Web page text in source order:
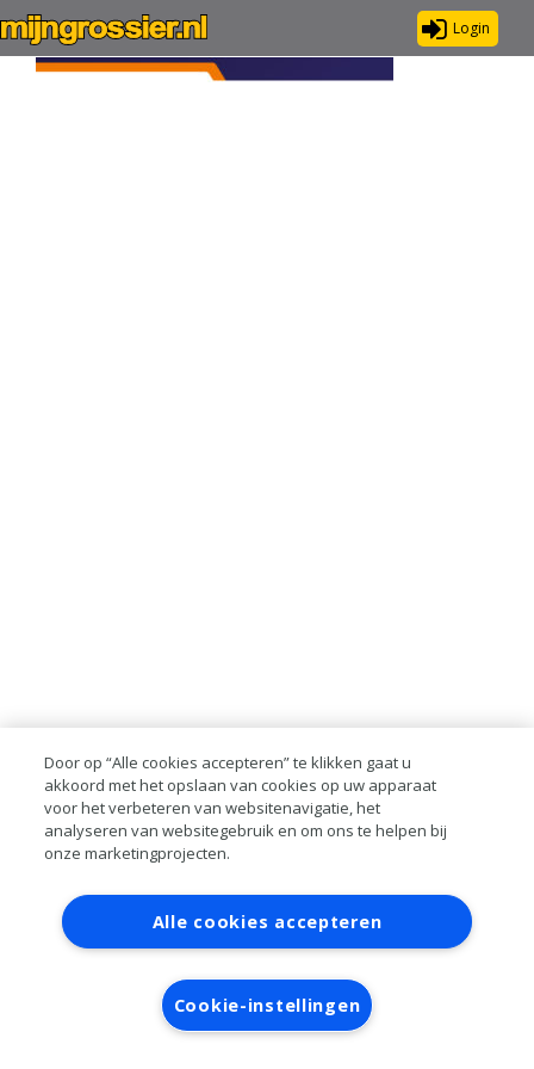
Login
Contact Account aanvragen
Inloggen
RAI bestanden
Privacy
Algemene
voorwaarden
Verwerkersovereenkomst
Door op “Alle cookies accepteren” te klikken gaat u
akkoord met het opslaan van cookies op uw apparaat
voor het verbeteren van websitenavigatie, het
analyseren van websitegebruik en om ons te helpen bij
onze marketingprojecten.
Alle cookies accepteren
Cookie-instellingen